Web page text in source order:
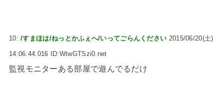
10:/すまほは/ねっとかふぇへ/いってごらんください 2015/06/20(土)
14:06:44.016 ID:WtwGTSzi0.net
監視モニターある部屋で遊んでるだけ